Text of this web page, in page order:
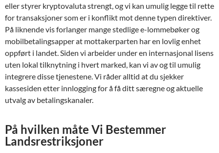
eller styrer kryptovaluta strengt, og vi kan umulig legge til rette
for transaksjoner som er i konflikt mot denne typen direktiver.
På liknende vis forlanger mange stedlige e-lommebøker og
mobilbetalingsapper at mottakerparten har en lovlig enhet
oppført i landet. Siden vi arbeider under en internasjonal lisens
uten lokal tilknytning i hvert marked, kan vi av og til umulig
integrere disse tjenestene. Vi råder alltid at du sjekker
kassesiden etter innlogging for å få ditt særegne og aktuelle
utvalg av betalingskanaler.
På hvilken måte Vi Bestemmer
Landsrestriksjoner